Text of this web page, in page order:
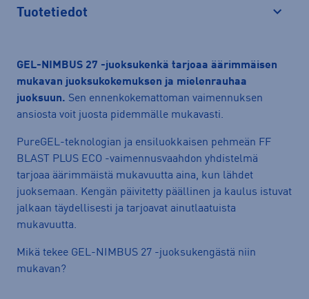
Tuotetiedot
GEL-NIMBUS 27 -juoksukenkä tarjoaa äärimmäisen
mukavan juoksukokemuksen ja mielenrauhaa
juoksuun. Sen ennenkokemattoman vaimennuksen
ansiosta voit juosta pidemmälle mukavasti.
PureGEL-teknologian ja ensiluokkaisen pehmeän FF
BLAST PLUS ECO -vaimennusvaahdon yhdistelmä
tarjoaa äärimmäistä mukavuutta aina, kun lähdet
juoksemaan. Kengän päivitetty päällinen ja kaulus istuvat
jalkaan täydellisesti ja tarjoavat ainutlaatuista
mukavuutta.
Mikä tekee GEL-NIMBUS 27 -juoksukengästä niin
mukavan?